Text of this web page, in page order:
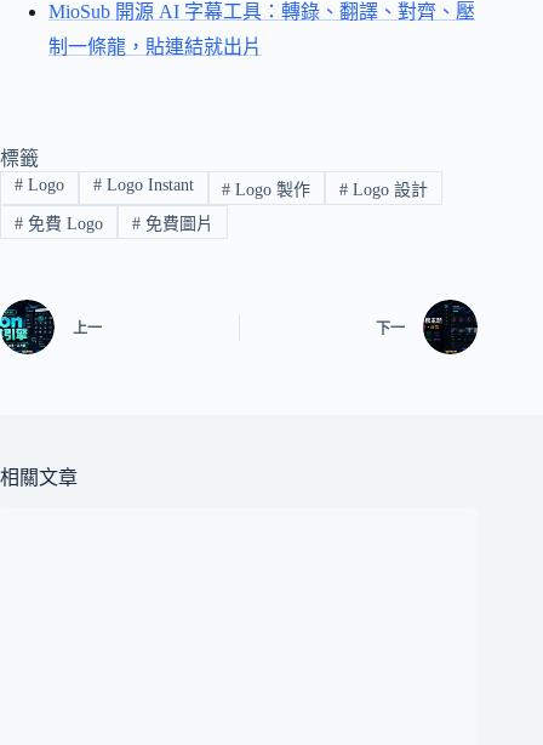
MioSub 開源 AI 字幕工具：轉錄、翻譯、對齊、壓
制一條龍，貼連結就出片
標籤
#Logo #Logo Instant # Logo 製作 # Logo 設計
#免費 Logo #免費圖片
上一 下一
相關文章